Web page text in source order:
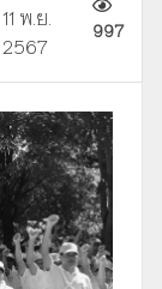
11 พ.ย.
2567
997